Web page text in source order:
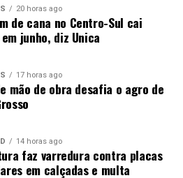
nas escolas
20 horas ago
de cana no Centro-Sul cai
junho, diz Unica
17 horas ago
mão de obra desafia o agro de
14 horas ago
faz varredura contra placas
em calçadas e multa